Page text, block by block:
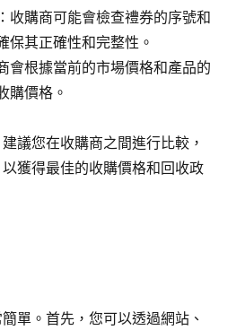
收購商可能會檢查禮券的序號和
保其正確性和完整性。
會根據當前的市場價格和產品的
購價格。
議您在收購商之間進行比較，
獲得最佳的收購價格和回收政
單。首先，您可以透過網站、